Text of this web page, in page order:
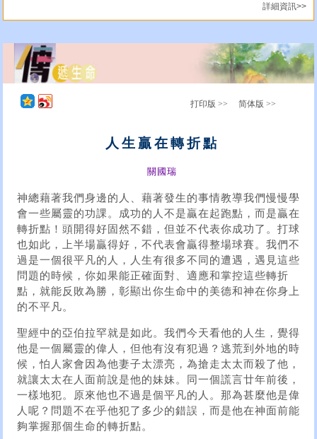
詳細資訊>>
打印版 >> 简体版 >>
人生贏在轉折點
關國瑞
神總藉著我們身邊的人、藉著發生的事情教導我們慢慢學
會一些屬靈的功課。成功的人不是贏在起跑點，而是贏在
轉折點！頭開得好固然不錯，但並不代表你成功了。打球
也如此，上半場贏得好，不代表會贏得整場球賽。我們不
過是一個很平凡的人，人生有很多不同的遭遇，遇見這些
問題的時候，你如果能正確面對、適應和掌控這些轉折
點，就能反敗為勝，彰顯出你生命中的美德和神在你身上
的不平凡。
聖經中的亞伯拉罕就是如此。我們今天看他的人生，覺得
他是一個屬靈的偉人，但他有沒有犯過？逃荒到外地的時
候，怕人家會因為他妻子太漂亮，為搶走太太而殺了他，
就讓太太在人面前說是他的妹妹。同一個謊言廿年前後，
一樣地犯。原來他也不過是個平凡的人。那為甚麼他是偉
人呢？問題不在乎他犯了多少的錯誤，而是他在神面前能
夠掌握那個生命的轉折點。